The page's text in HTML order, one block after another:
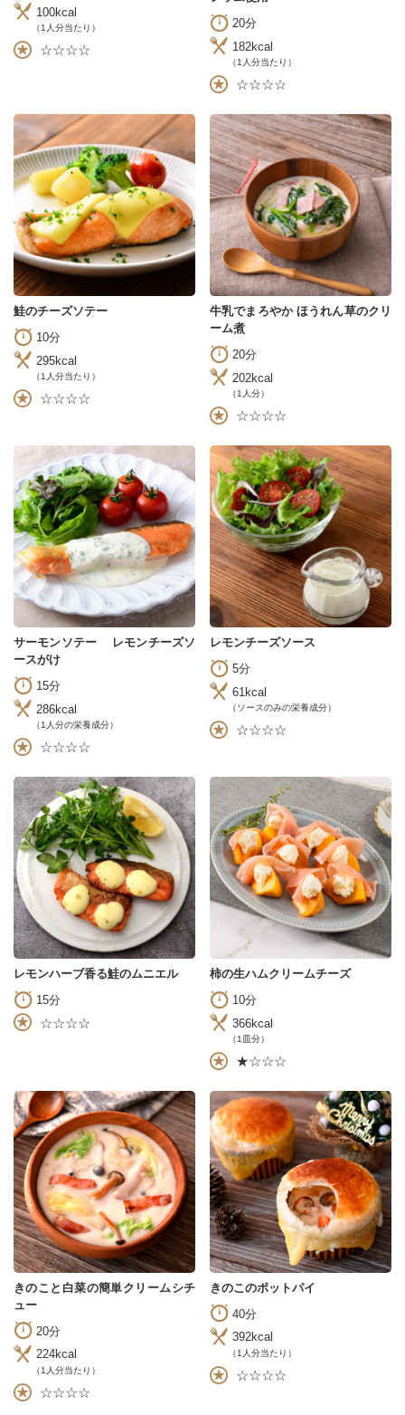
100kcal
（1人分当たり）
☆☆☆☆
20分
182kcal
（1人分当たり）
☆☆☆☆
鮭のチーズソテー
10分
295kcal
（1人分当たり）
☆☆☆☆
牛乳でまろやか ほうれん草のクリ
ーム煮
20分
202kcal
（1人分）
☆☆☆☆
サーモンソテー レモンチーズソ
ースがけ
15分
286kcal
（1人分の栄養成分）
☆☆☆☆
レモンチーズソース
5分
61kcal
（ソースのみの栄養成分）
☆☆☆☆
レモンハーブ香る鮭のムニエル
15分
☆☆☆☆
柿の生ハムクリームチーズ
10分
366kcal
（1皿分）
★☆☆☆
きのこと白菜の簡単クリームシチ
ュー
20分
224kcal
（1人分当たり）
☆☆☆☆
きのこのポットパイ
40分
392kcal
（1人分当たり）
☆☆☆☆